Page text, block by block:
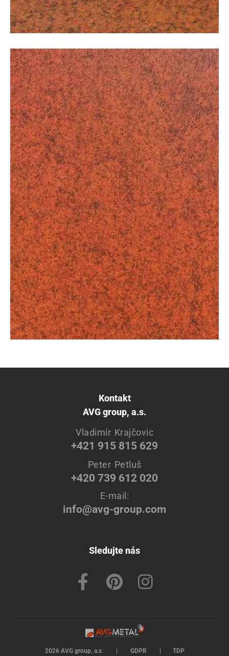
Kontakt
AVG group, a.s.
Vladimír Krajčovic
+421 915 815 629
Peter Petluš
+420 739 612 020
E-mail:
info@avg-group.com
Sledujte nás
2026 AVG group, a.s. GDPR TDP